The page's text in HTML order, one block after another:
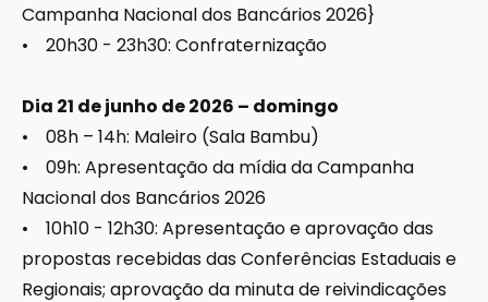
Campanha Nacional dos Bancários 2026}
• 20h30 - 23h30: Confraternização
Dia 21 de junho de 2026 – domingo
• 08h – 14h: Maleiro (Sala Bambu)
• 09h: Apresentação da mídia da Campanha
Nacional dos Bancários 2026
• 10h10 - 12h30: Apresentação e aprovação das
propostas recebidas das Conferências Estaduais e
Regionais; aprovação da minuta de reivindicações